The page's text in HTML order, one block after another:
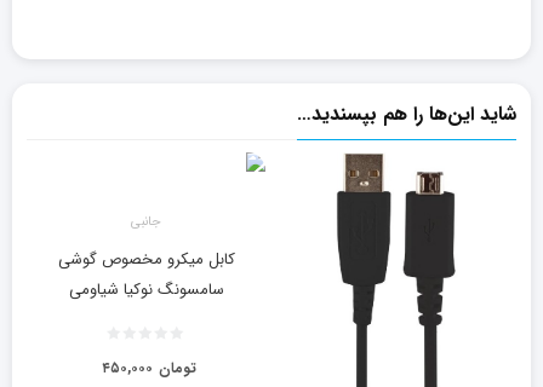
شاید این‌ها را هم بپسندید…
جانبی
کابل میکرو مخصوص گوشی
سامسونگ نوکیا شیاومی
۴۵۰,۰۰۰ تومان